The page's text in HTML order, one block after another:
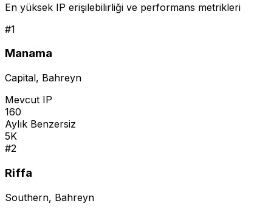
En yüksek IP erişilebilirliği ve performans metrikleri
#1
Manama
Capital, Bahreyn
Mevcut IP
160
Aylık Benzersiz
5K
#2
Riffa
Southern, Bahreyn